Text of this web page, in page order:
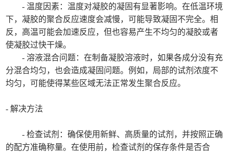
- 温度因素：温度对凝胶的凝固有显著影响。在低温环境
下，凝胶的聚合反应速度会减慢，可能导致凝固不完全。相
反，高温可能会加速反应，但也容易产生不均匀的凝胶或者
使凝胶过快干燥。
- 溶液混合问题：在制备凝胶溶液时，如果各成分没有充
分混合均匀，也会造成凝固问题。例如，局部的试剂浓度不
均匀，可能使得某些区域无法正常发生聚合反应。
- 解决方法
- 检查试剂：确保使用新鲜、高质量的试剂，并按照正确
的配方准确称量。在使用前，检查试剂的保存条件是否合